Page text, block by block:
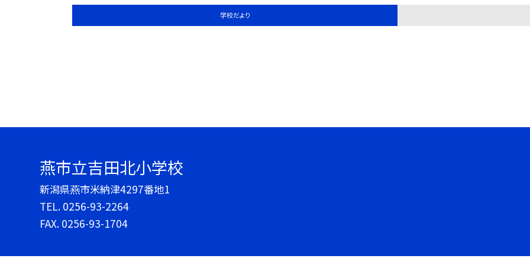
学校だより
燕市立吉田北小学校
新潟県燕市米納津4297番地1
TEL. 0256-93-2264
FAX. 0256-93-1704